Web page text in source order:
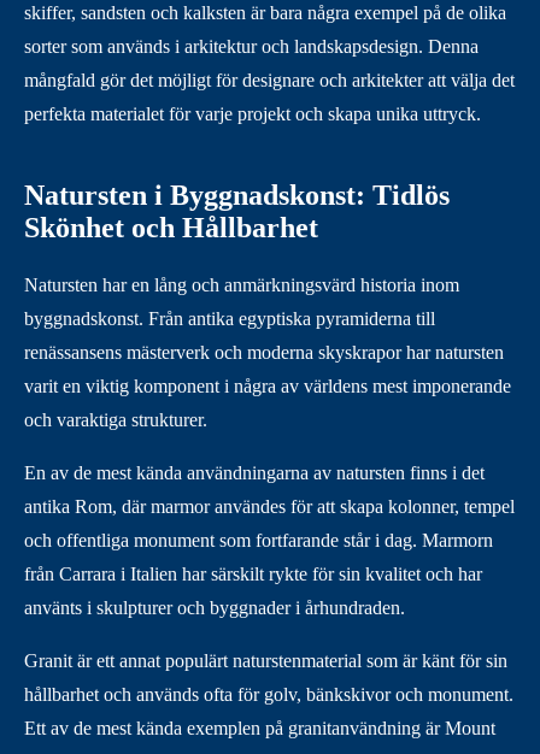
skiffer, sandsten och kalksten är bara några exempel på de olika
sorter som används i arkitektur och landskapsdesign. Denna
mångfald gör det möjligt för designare och arkitekter att välja det
perfekta materialet för varje projekt och skapa unika uttryck.
Natursten i Byggnadskonst: Tidlös
Skönhet och Hållbarhet
Natursten har en lång och anmärkningsvärd historia inom
byggnadskonst. Från antika egyptiska pyramiderna till
renässansens mästerverk och moderna skyskrapor har natursten
varit en viktig komponent i några av världens mest imponerande
och varaktiga strukturer.
En av de mest kända användningarna av natursten finns i det
antika Rom, där marmor användes för att skapa kolonner, tempel
och offentliga monument som fortfarande står i dag. Marmorn
från Carrara i Italien har särskilt rykte för sin kvalitet och har
använts i skulpturer och byggnader i århundraden.
Granit är ett annat populärt naturstenmaterial som är känt för sin
hållbarhet och används ofta för golv, bänkskivor och monument.
Ett av de mest kända exemplen på granitanvändning är Mount